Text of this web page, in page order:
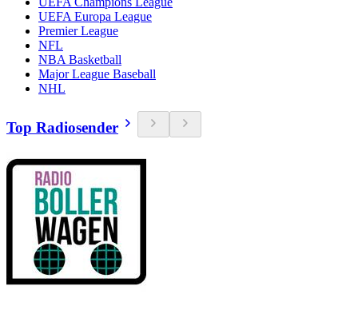
UEFA Europa League
Premier League
NFL
NBA Basketball
Major League Baseball
NHL
Top Radiosender